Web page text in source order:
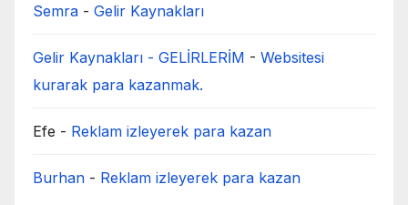
Semra - Gelir Kaynakları
Gelir Kaynakları - GELİRLERİM - Websitesi
kurarak para kazanmak.
Efe - Reklam izleyerek para kazan
Burhan - Reklam izleyerek para kazan